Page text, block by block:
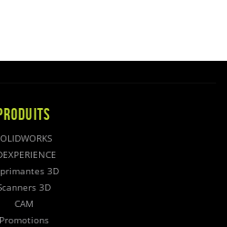
3D
3D
CAM
Promotions